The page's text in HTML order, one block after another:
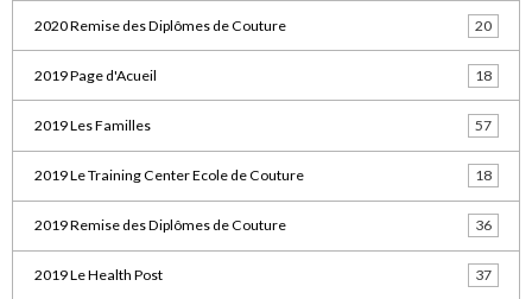
2020 Remise des Diplômes de Couture 20
2019 Page d'Acueil 18
2019 Les Familles 57
2019 Le Training Center Ecole de Couture 18
2019 Remise des Diplômes de Couture 36
2019 Le Health Post 37